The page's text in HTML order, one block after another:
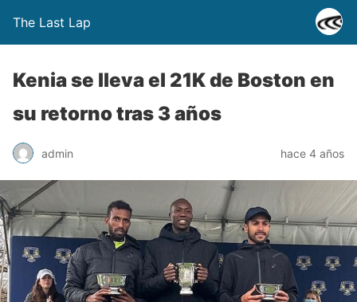
The Last Lap
Kenia se lleva el 21K de Boston en
su retorno tras 3 años
admin hace 4 años